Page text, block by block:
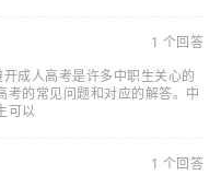
1 个回答
成人高考是许多中职生关心的
考的常见问题和对应的解答。中
可以
1 个回答